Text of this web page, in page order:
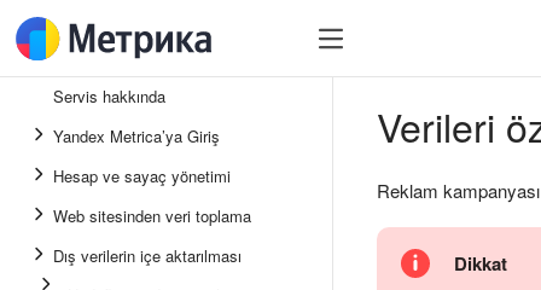
Servis hakkında
Yandex Metrica’ya Giriş
Hesap ve sayaç yönetimi
Web sitesinden veri toplama
Dış verilerin içe aktarılması
Verileri
Reklam
Dikkat